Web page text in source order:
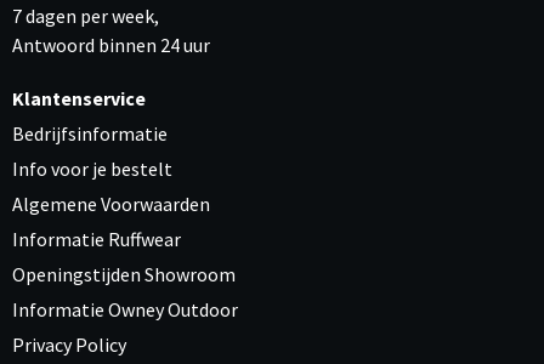
7 dagen per week,
Antwoord binnen 24 uur
Klantenservice
Bedrijfsinformatie
Info voor je bestelt
Algemene Voorwaarden
Informatie Ruffwear
Openingstijden Showroom
Informatie Owney Outdoor
Privacy Policy